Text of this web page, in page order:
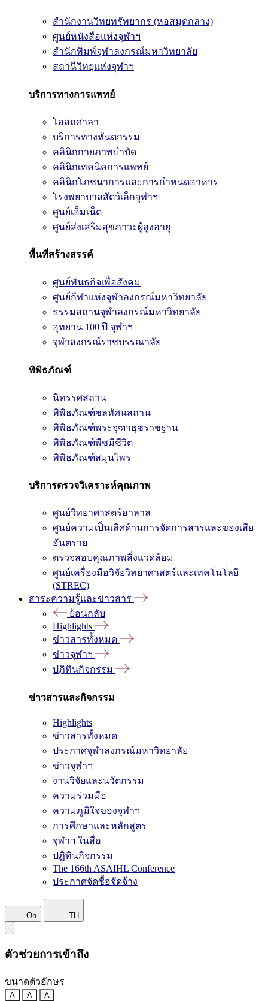
สำนักงานวิทยทรัพยากร (หอสมุดกลาง)
ศูนย์หนังสือแห่งจุฬาฯ
สำนักพิมพ์จุฬาลงกรณ์มหาวิทยาลัย
สถานีวิทยุแห่งจุฬาฯ
บริการทางการแพทย์
โอสถศาลา
บริการทางทันตกรรม
คลินิกกายภาพบำบัด
คลินิกเทคนิคการแพทย์
คลินิกโภชนาการและการกำหนดอาหาร
โรงพยาบาลสัตว์เล็กจุฬาฯ
ศูนย์เอ็มเน็ต
ศูนย์ส่งเสริมสุขภาวะผู้สูงอายุ
พื้นที่สร้างสรรค์
ศูนย์พันธกิจเพื่อสังคม
ศูนย์กีฬาแห่งจุฬาลงกรณ์มหาวิทยาลัย
ธรรมสถานจุฬาลงกรณ์มหาวิทยาลัย
อุทยาน 100 ปี จุฬาฯ
จุฬาลงกรณ์ราชบรรณาลัย
พิพิธภัณฑ์
นิทรรศสถาน
พิพิธภัณฑ์ชลทัศนสถาน
พิพิธภัณฑ์พระจุฑาธุชราชฐาน
พิพิธภัณฑ์พืชมีชีวิต
พิพิธภัณฑ์สมุนไพร
บริการตรวจวิเคราะห์คุณภาพ
ศูนย์วิทยาศาสตร์ฮาลาล
ศูนย์ความเป็นเลิศด้านการจัดการสารและของเสีย
อันตราย
ตรวจสอบคุณภาพสิ่งแวดล้อม
ศูนย์เครื่องมือวิจัยวิทยาศาสตร์และเทคโนโลยี
(STREC)
สาระความรู้และข่าวสาร
ย้อนกลับ
Highlights
ข่าวสารทั้งหมด
ข่าวจุฬาฯ
ปฏิทินกิจกรรม
ข่าวสารและกิจกรรม
Highlights
ข่าวสารทั้งหมด
ประกาศจุฬาลงกรณ์มหาวิทยาลัย
ข่าวจุฬาฯ
งานวิจัยและนวัตกรรม
ความร่วมมือ
ความภูมิใจของจุฬาฯ
การศึกษาและหลักสูตร
จุฬาฯ ในสื่อ
ปฏิทินกิจกรรม
The 166th ASAIHL Conference
ประกาศจัดซื้อจัดจ้าง
On TH
ตัวช่วยการเข้าถึง
ขนาดตัวอักษร
A A A